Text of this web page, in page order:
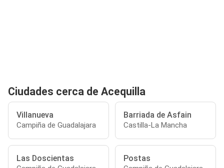
Ciudades cerca de Acequilla
Villanueva
Campiña de Guadalajara
Barriada de Asfain
Castilla-La Mancha
Las Doscientas Postas